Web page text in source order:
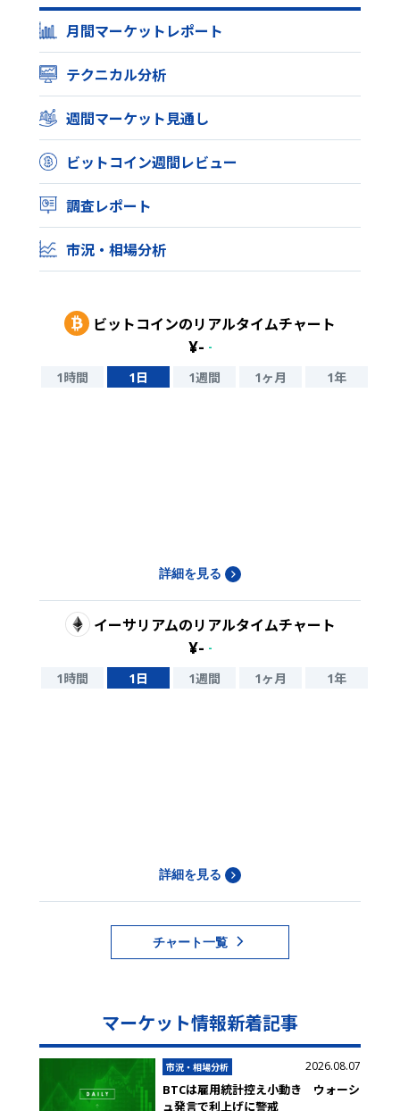
月間マーケットレポート
テクニカル分析
週間マーケット見通し
ビットコイン週間レビュー
調査レポート
市況・相場分析
ビットコインのリアルタイムチャート
¥- -
1時間 1日 1週間 1ヶ月 1年
詳細を見る
イーサリアムのリアルタイムチャート
¥- -
1時間 1日 1週間 1ヶ月 1年
詳細を見る
チャート一覧
マーケット情報新着記事
市況・相場分析 2026.08.07
BTCは雇用統計控え小動き ウォーシ
ュ発言で利上げに警戒